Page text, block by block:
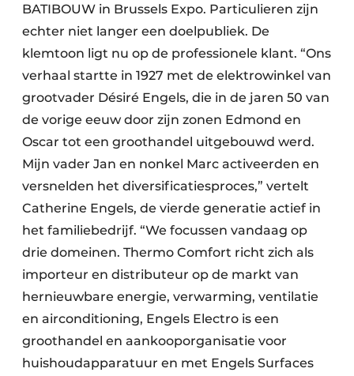
BATIBOUW in Brussels Expo. Particulieren zijn
echter niet langer een doelpubliek. De
klemtoon ligt nu op de professionele klant. “Ons
verhaal startte in 1927 met de elektrowinkel van
grootvader Désiré Engels, die in de jaren 50 van
de vorige eeuw door zijn zonen Edmond en
Oscar tot een groothandel uitgebouwd werd.
Mijn vader Jan en nonkel Marc activeerden en
versnelden het diversificatiesproces,” vertelt
Catherine Engels, de vierde generatie actief in
het familiebedrijf. “We focussen vandaag op
drie domeinen. Thermo Comfort richt zich als
importeur en distributeur op de markt van
hernieuwbare energie, verwarming, ventilatie
en airconditioning, Engels Electro is een
groothandel en aankooporganisatie voor
huishoudapparatuur en met Engels Surfaces